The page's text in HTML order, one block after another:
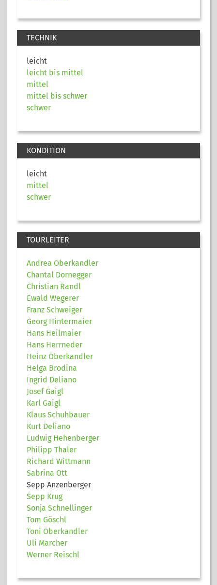
TECHNIK
leicht
leicht bis mittel
mittel
mittel bis schwer
schwer
KONDITION
leicht
mittel
schwer
TOURLEITER
Andrea Oberkandler
Chantal Dornegger
Christian Randl
Ewald Wegerer
Franz Schweiger
Georg Hintermaier
Hans Heilmaier
Hans Herrneder
Heinz Oberkandler
Helga Brodina
Ingrid Deliano
Josef Gaigl
Karl Gaigl
Klaus Schuhbauer
Kurt Deliano
Ludwig Hehenberger
Philipp Thaler
Richard Wittmann
Sabrina Ott
Sepp Anzenberger
Sepp Krug
Sonja Schnellinger
Tom Göschl
Toni Oberkandler
Uli Marcher
Werner Reischl